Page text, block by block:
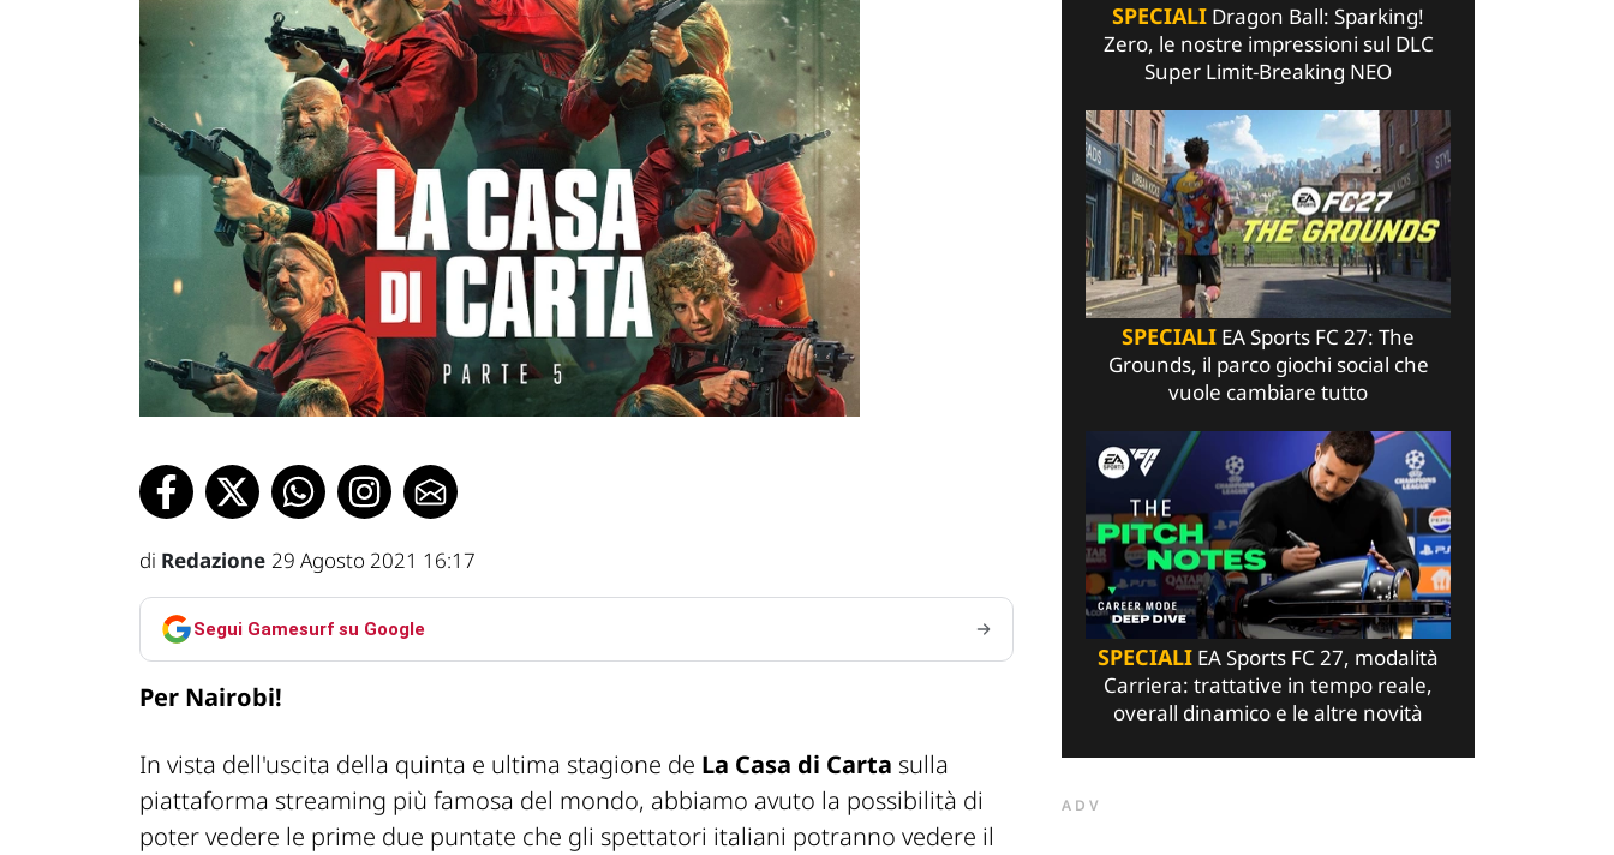
di Redazione 29 Agosto 2021 16:17
Segui Gamesurf su Google
Per Nairobi!
In vista dell'uscita della quinta e ultima stagione de La Casa di Carta sulla
piattaforma streaming più famosa del mondo, abbiamo avuto la possibilità di
poter vedere le prime due puntate che gli spettatori italiani potranno vedere il
SPECIALI Dragon Ball: Sparking!
Zero, le nostre impressioni sul DLC
Super Limit-Breaking NEO
SPECIALI EA Sports FC 27: The
Grounds, il parco giochi social che
vuole cambiare tutto
SPECIALI EA Sports FC 27, modalità
Carriera: trattative in tempo reale,
overall dinamico e le altre novità
ADV